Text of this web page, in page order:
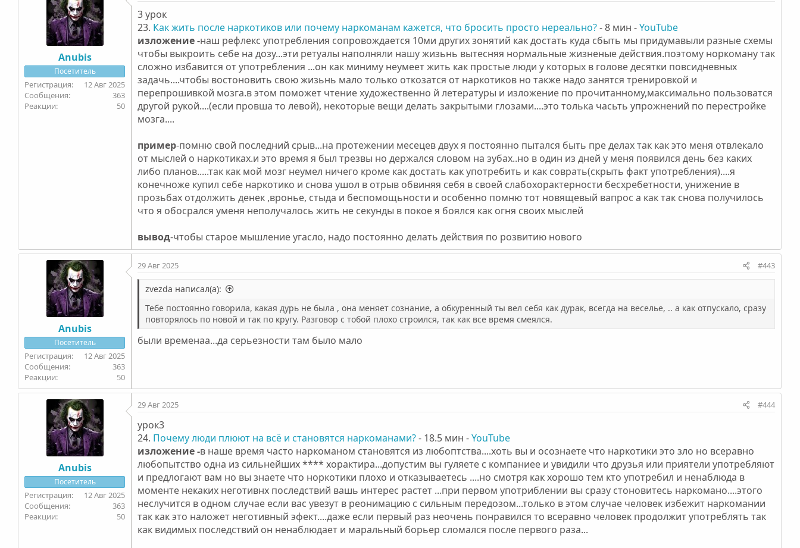
Anubis
Посетитель
12 Авг 2025
363
50
3 урок
23. Как жить после наркотиков или почему наркоманам кажется, что бросить просто нереально?- 8 мин -YouTube
изложение -наш рефлекс употребления сопровождается 10ми других зонятий как достать куда сбыть мы придумавыли разные схемы
чтобы выкроить себе на дозу...эти ретуалы наполняли нашу жизьнь вытесняя нормальные жизненые действия.поэтому норкоману так
сложно избавится от употребления ...он как миниму неумеет жить как простые люди у которых в голове десятки повсидневных
задачь....чтобы востоновить свою жизьнь мало только откозатся от наркотиков но также надо занятся тренировкой и
перепрошивкой мозга.в этом поможет чтение художественно й летературы и изложение по прочитанному,максимально пользоватся
другой рукой....(если провша то левой), некоторые вещи делать закрытыми глозами....это толька часьть упрожнений по перестройке
мозга....
пример-помню свой последний срыв...на протежении месецев двух я постоянно пытался быть пре делах так как это меня отвлекало
от мыслей о наркотиках.и это время я был трезвы но держался словом на зубах..но в один из дней у меня появился день без каких
либо планов.....так как мой мозг неумел ничего кроме как достать как употребить и как соврать(скрыть факт употребления)....я
конечноже купил себе наркотико и снова ушол в отрыв обвиняя себя в своей слабохорактерности бесхребетности, унижение в
прозьбах отдолжить денек ,вронье, стыда и беспомощьности и особенно помню тот новящевый вапрос а как так снова получилось
что я обосрался уменя неполучалось жить не секунды в покое я боялся как огня своих мыслей
вывод-чтобы старое мышление угасло, надо постоянно делать действия по розвитию нового
Anubis
Посетитель
12 Авг 2025
363
50
29 Авг 2025 #443
zvezda написал(а):
Тебе постоянно говорила, какая дурь не была , она меняет сознание, а обкуренный ты вел себя как дурак, всегда на веселье, .. а как отпускало, сразу
повторялось по новой и так по кругу. Разговор с тобой плохо строился, так как все время смеялся.
были временаа...да серьезности там было мало
Anubis
Посетитель
12 Авг 2025
363
50
29 Авг 2025 #444
урок3
24. Почему люди плюют на всё и становятся наркоманами?- 18.5 мин -YouTube
изложение -в наше время часто наркоманом становятся из любоптства....хоть вы и осознаете что наркотики это зло но всеравно
любопытство одна из сильнейших **** хорактира...допустим вы гуляете с компаниее и увидили что друзья или приятели употребляют
и предлогают вам но вы знаете что норкотики плохо и отказываетесь ....но смотря как хорошо тем кто употребил и ненаблюда в
моменте некаких неготивнх последствий вашь интерес растет ...при первом употриблении вы сразу стоновитесь наркомано....этого
неслучится в одном случае если вас увезут в реонимацию с сильным передозом...только в этом случае человек избежит наркомании
так как это наложет неготивный эфект....даже если первый раз неочень понравился то всеравно человек продолжит употреблять так
как видимых последствий он ненаблюдает и маральный борьер сломался после первого раза...